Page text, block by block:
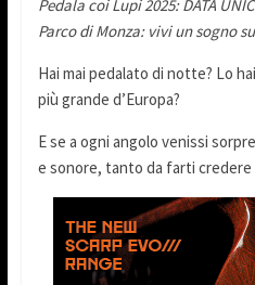
Pedala coi Lupi 2025: DATA
Parco di Monza: vivi un sogno
Hai mai pedalato di notte? Lo
più grande d’Europa?
E se a ogni angolo venissi
e sonore, tanto da farti credere